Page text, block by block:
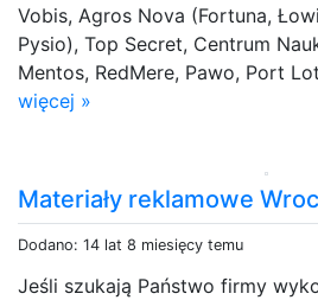
Vobis, Agros Nova (Fortuna,
Pysio), Top Secret, Centrum
Mentos, RedMere, Pawo, Port
więcej »
Materiały reklamowe
Dodano: 14 lat 8 miesięcy temu
Jeśli szukają Państwo firmy